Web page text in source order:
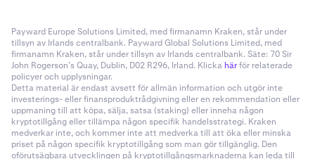
Payward Europe Solutions Limited, med firmanamn Kraken, står under
tillsyn av Irlands centralbank. Payward Global Solutions Limited, med
firmanamn Kraken, står under tillsyn av Irlands centralbank. Säte: 70 Sir
John Rogerson’s Quay, Dublin, D02 R296, Irland. Klicka härför relaterade
policyer och upplysningar.
Detta material är endast avsett för allmän information och utgör inte
investerings- eller finansproduktrådgivning eller en rekommendation eller
uppmaning till att köpa, sälja, satsa (staking) eller inneha någon
kryptotillgång eller tillämpa någon specifik handelsstrategi. Kraken
medverkar inte, och kommer inte att medverka till att öka eller minska
priset på någon specifik kryptotillgång som man gör tillgänglig. Den
oförutsägbara utvecklingen på kryptotillgångsmarknaderna kan leda till